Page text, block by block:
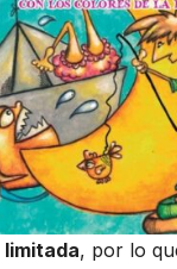
limitada, por lo